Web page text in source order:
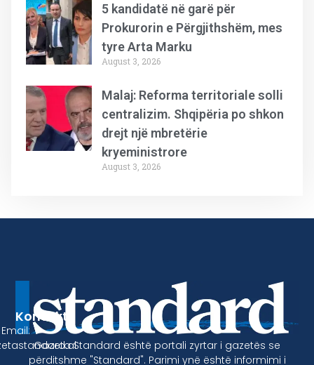
5 kandidatë në garë për
Prokurorin e Përgjithshëm, mes
tyre Arta Marku
August 3, 2026
Malaj: Reforma territoriale solli
centralizim. Shqipëria po shkon
drejt një mbretërie
kryeministrore
August 3, 2026
Gazeta Standard është portali zyrtar i gazetës se
përditshme "Standard". Parimi ynë është informimi i
Kontakt
Email: